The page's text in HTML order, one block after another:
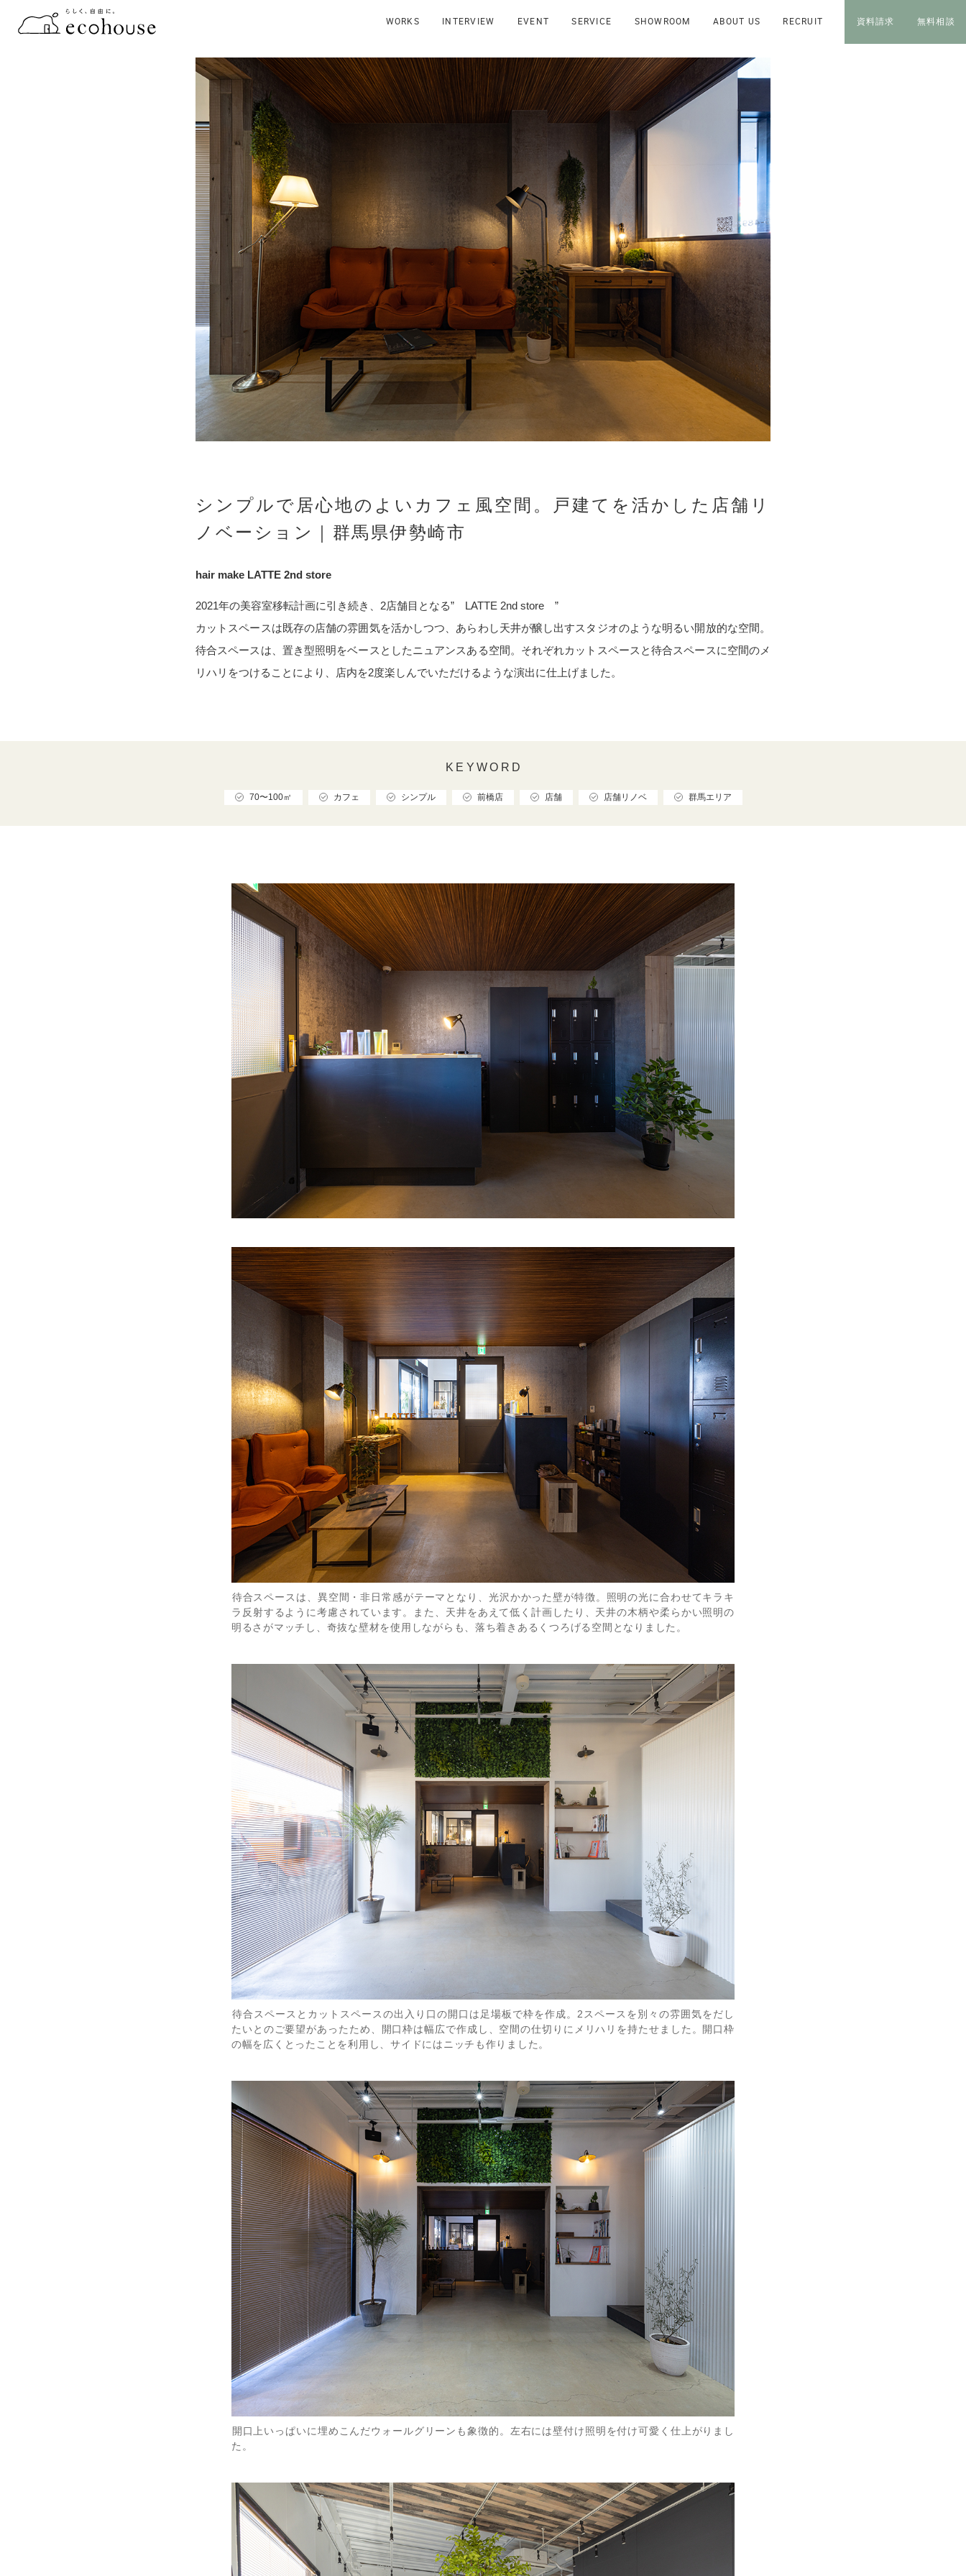
WORKS INTERVIEW EVENT SERVICE SHOWROOM ABOUT US RECRUIT 資料請求 無料相談
シンプルで居心地のよいカフェ風空間。戸建てを活かした店舗リ
ノベーション｜群馬県伊勢崎市
hair make LATTE 2nd store
2021年の美容室移転計画に引き続き、2店舗目となる” LATTE 2nd store ”
カットスペースは既存の店舗の雰囲気を活かしつつ、あらわし天井が醸し出すスタジオのような明るい開放的な空間。
待合スペースは、置き型照明をベースとしたニュアンスある空間。それぞれカットスペースと待合スペースに空間のメ
リハリをつけることにより、店内を2度楽しんでいただけるような演出に仕上げました。
KEYWORD
70〜100㎡ カフェ シンプル 前橋店 店舗 店舗リノベ 群馬エリア
待合スペースは、異空間・非日常感がテーマとなり、光沢かかった壁が特徴。照明の光に合わせてキラキ
ラ反射するように考慮されています。また、天井をあえて低く計画したり、天井の木柄や柔らかい照明の
明るさがマッチし、奇抜な壁材を使用しながらも、落ち着きあるくつろげる空間となりました。
待合スペースとカットスペースの出入り口の開口は足場板で枠を作成。2スペースを別々の雰囲気をだし
たいとのご要望があったため、開口枠は幅広で作成し、空間の仕切りにメリハリを持たせました。開口枠
の幅を広くとったことを利用し、サイドにはニッチも作りました。
開口上いっぱいに埋めこんだウォールグリーンも象徴的。左右には壁付け照明を付け可愛く仕上がりまし
た。